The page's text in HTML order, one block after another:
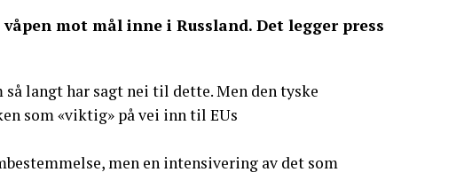
mot mål inne i Russland. Det legger press
langt har sagt nei til dette. Men den tyske
som «viktig» på vei inn til EUs
men en intensivering av det som